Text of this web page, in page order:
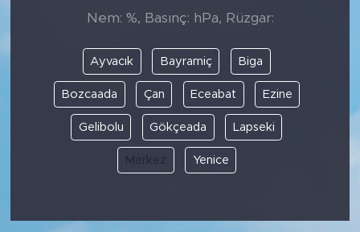
Nem: %, Basınç: hPa, Rüzgar:
Ayvacık Bayramiç Biga
Bozcaada Çan Eceabat Ezine
Gelibolu Gökçeada Lapseki
Merkez Yenice
Ulusal Son Dakika Haberleri